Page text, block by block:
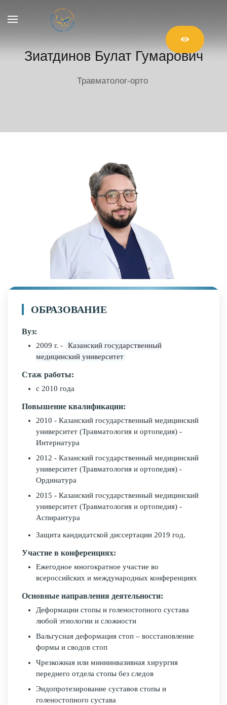
Зиатдинов Булат Гумарович
Травматолог-ортопе
ОБРАЗОВАНИЕ
Вуз:
2009 г. -
Казанский государственный
медицинский университет
Cтаж работы:
с 2010 года
Повышение квалификации:
2010 - Казанский государственный медицинский
университет (Травматология и ортопедия) -
Интернатура
2012 - Казанский государственный медицинский
университет (Травматология и ортопедия) -
Ординатура
2015 - Казанский государственный медицинский
университет (Травматология и ортопедия) -
Аспирантура
Защита кандидатской диссертации 2019 год.
Участие в конференциях:
Ежегодное многократное участие во
всероссийских и международных конференциях
Основные направления деятельности:
Деформации стопы и голеностопного сустава
любой этиологии и сложности
Вальгусная деформация стоп – восстановление
формы и сводов стоп
Чрезкожная или миниинвазивная хирургия
переднего отдела стопы без следов
Эндопротезирование суставов стопы и
голеностопного сустава